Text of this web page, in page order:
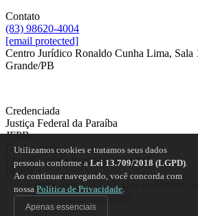
Contato
(83) 98620-4004
[email protected]
Centro Jurídico Ronaldo Cunha Lima,
Grande/PB
Credenciada
Justiça Federal da Paraíba
JFPB
Credenciada
Proc. Geral da Fazenda Nacional
PGFN
© 2026 Judiciale — Todos os direitos
Utilizamos cookies e tratamos seus dados
pessoais conforme a Lei 13.709/2018 (LGPD).
Ao continuar navegando, você concorda com
nossa Política de Privacidade.
Apenas essenciais